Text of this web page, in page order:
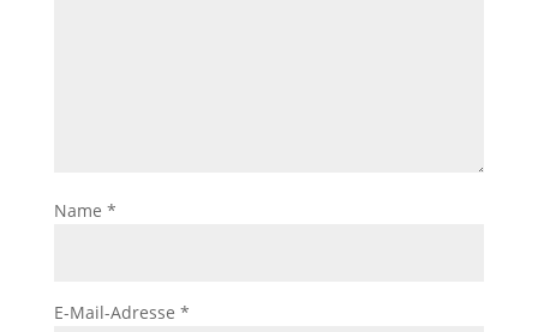
Name *
E-Mail-Adresse *